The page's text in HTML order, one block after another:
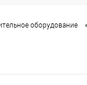
оборудование